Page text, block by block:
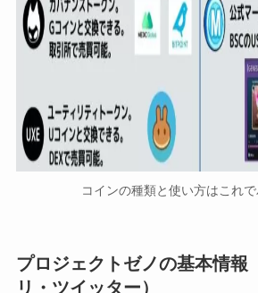
コインの種類と使い方はこれで
プロジェクトゼノの基本情報
リ・ツイッター）